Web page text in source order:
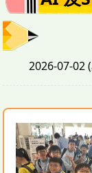
2026-07-02